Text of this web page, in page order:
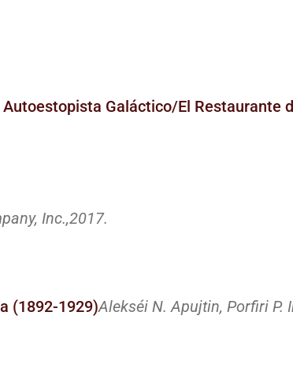
Galáctico/El Restaurante
Inc.,2017.
(1892-1929)Alekséi N. Apujtin, Porfiri P.